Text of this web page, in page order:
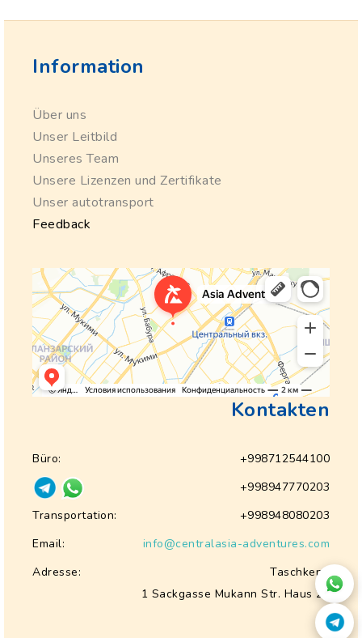
Information
Über uns
Unser Leitbild
Unseres Team
Unsere Lizenzen und Zertifikate
Unser autotransport
Feedback
Kontakten
Büro:
+998712544100
+998947770203
Transportation:
+998948080203
Email:
info@centralasia-adventures.com
Adresse:
Taschkent,
1 Sackgasse Mukann Str. Haus 28